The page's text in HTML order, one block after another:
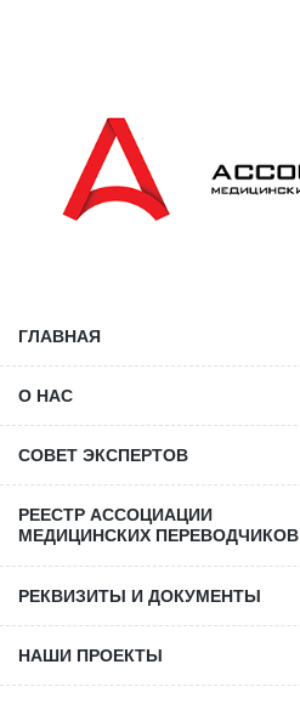
ГЛАВНАЯ
О НАС
СОВЕТ ЭКСПЕРТОВ
РЕЕСТР АССОЦИАЦИИ
МЕДИЦИНСКИХ ПЕРЕВОДЧИКОВ
РЕКВИЗИТЫ И ДОКУМЕНТЫ
НАШИ ПРОЕКТЫ